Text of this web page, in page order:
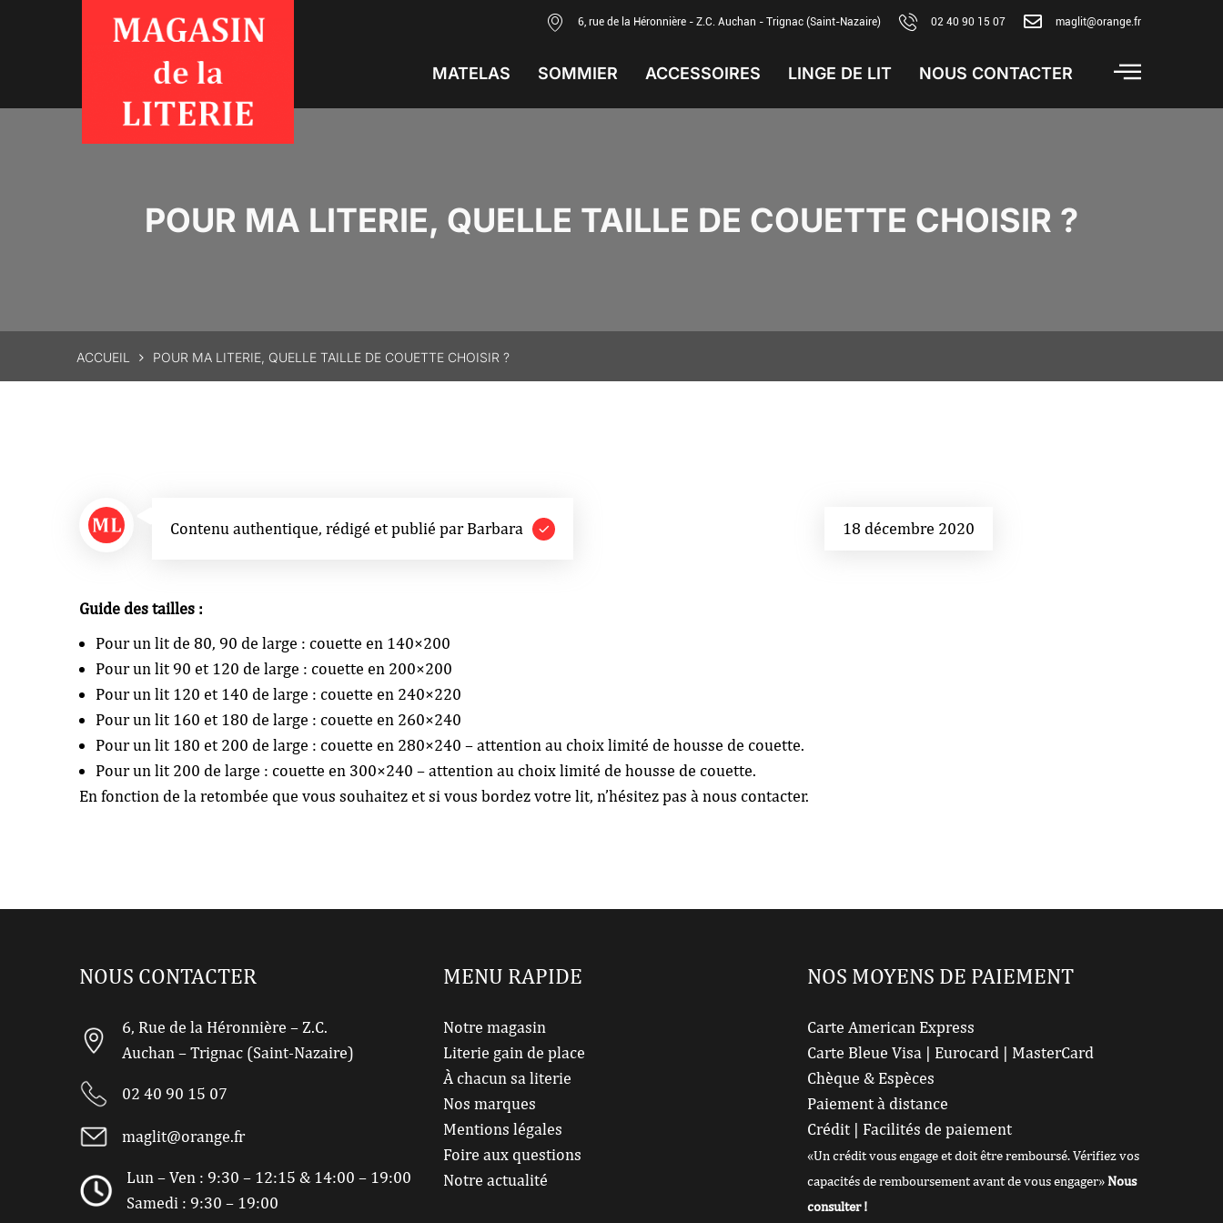
6, rue de la Héronnière - Z.C. Auchan - Trignac (Saint-Nazaire) 02 40 90 15 07 maglit@orange.fr
MATELAS SOMMIER ACCESSOIRES LINGE DE LIT NOUS CONTACTER
POUR MA LITERIE, QUELLE TAILLE DE COUETTE CHOISIR ?
ACCUEIL POUR MA LITERIE, QUELLE TAILLE DE COUETTE CHOISIR ?
Contenu authentique, rédigé et publié par Barbara 18 décembre 2020
Guide des tailles :
Pour un lit de 80, 90 de large : couette en 140×200
Pour un lit 90 et 120 de large : couette en 200×200
Pour un lit 120 et 140 de large : couette en 240×220
Pour un lit 160 et 180 de large : couette en 260×240
Pour un lit 180 et 200 de large : couette en 280×240 – attention au choix limité de housse de couette.
Pour un lit 200 de large : couette en 300×240 – attention au choix limité de housse de couette.
En fonction de la retombée que vous souhaitez et si vous bordez votre lit, n’hésitez pas à nous contacter.
NOUS CONTACTER
6, Rue de la Héronnière – Z.C.
Auchan – Trignac (Saint-Nazaire)
02 40 90 15 07
maglit@orange.fr
Lun – Ven : 9:30 – 12:15 & 14:00 – 19:00
Samedi : 9:30 – 19:00
MENU RAPIDE
Notre magasin
Literie gain de place
À chacun sa literie
Nos marques
Mentions légales
Foire aux questions
Notre actualité
NOS MOYENS DE PAIEMENT
Carte American Express
Carte Bleue Visa | Eurocard | MasterCard
Chèque & Espèces
Paiement à distance
Crédit | Facilités de paiement
«Un crédit vous engage et doit être remboursé. Vérifiez vos
capacités de remboursement avant de vous engager» Nous
consulter !